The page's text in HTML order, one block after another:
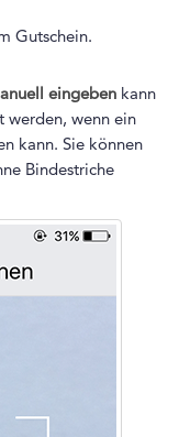
Gutschein.
eingeben kann
werden, wenn ein
kann. Sie können
Bindestriche